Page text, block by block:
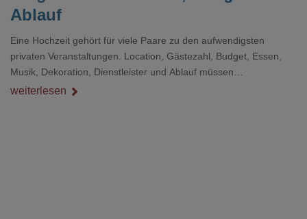
Ablauf
Eine Hochzeit gehört für viele Paare zu den aufwendigsten
privaten Veranstaltungen. Location, Gästezahl, Budget, Essen,
Musik, Dekoration, Dienstleister und Ablauf müssen
zusammenpassen, damit der Tag gut organisiert ist und trotzdem
weiterlesen